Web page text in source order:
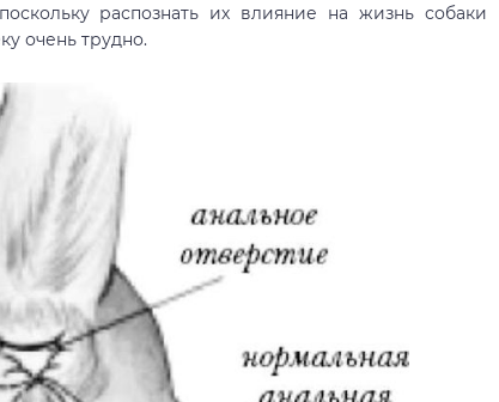
распознать их влияние на жизнь собаки
очень трудно.